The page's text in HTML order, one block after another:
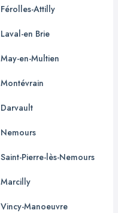
Férolles-Attilly
Laval-en Brie
May-en-Multien
Montévrain
Darvault
Nemours
Saint-Pierre-lès-Nemours
Marcilly
Vincy-Manoeuvre